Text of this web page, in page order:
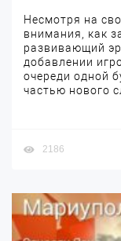
Несмотря на
внимания, как
развивающий
добавлении
очереди одной
частью нового
2186